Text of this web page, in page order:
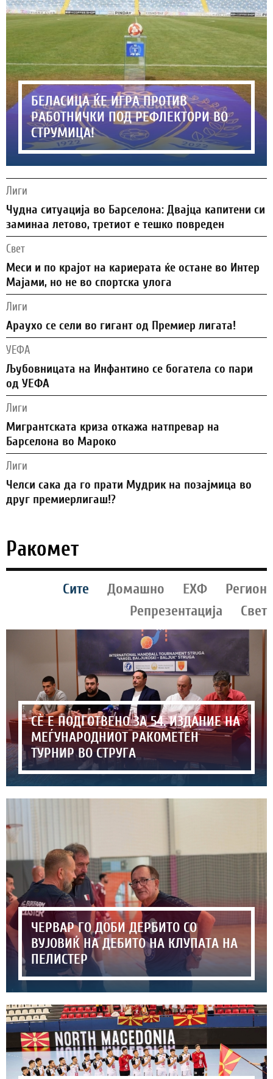
БЕЛАСИЦА ЌЕ ИГРА ПРОТИВ
РАБОТНИЧКИ ПОД РЕФЛЕКТОРИ ВО
СТРУМИЦА!
Лиги
Чудна ситуација во Барселона: Двајца капитени си
заминаа летово, третиот е тешко повреден
Свет
Меси и по крајот на кариерата ќе остане во Интер
Мајами, но не во спортска улога
Лиги
Араухо се сели во гигант од Премиер лигата!
УЕФА
Љубовницата на Инфантино се богатела со пари
од УЕФА
Лиги
Мигрантската криза откажа натпревар на
Барселона во Мароко
Лиги
Челси сака да го прати Мудрик на позајмица во
друг премиерлигаш!?
Ракомет
Сите Домашно ЕХФ
Регион
Репрезентација
Свет
СЀ Е ПОДГОТВЕНО ЗА 54. ИЗДАНИЕ НА
МЕЃУНАРОДНИОТ РАКОМЕТЕН
ТУРНИР ВО СТРУГА
ЧЕРВАР ГО ДОБИ ДЕРБИТО СО
ВУЈОВИЌ НА ДЕБИТО НА КЛУПАТА НА
ПЕЛИСТЕР